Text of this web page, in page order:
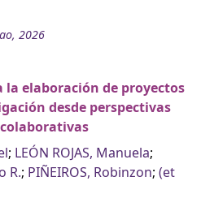
2026
la elaboración de proyectos
desde perspectivas
; LEÓN ROJAS, Manuela;
R.; PIÑEIROS, Robinzon; (et